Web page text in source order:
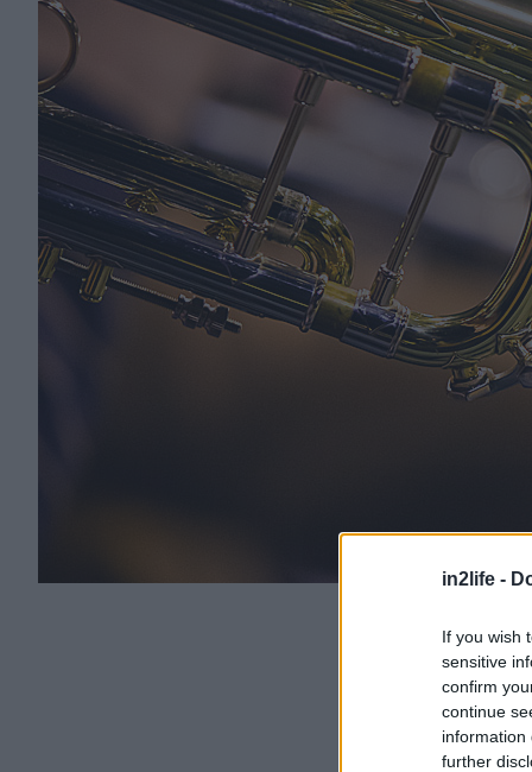
in2life -
If you wish
sensitive
confirm
continue
information
further